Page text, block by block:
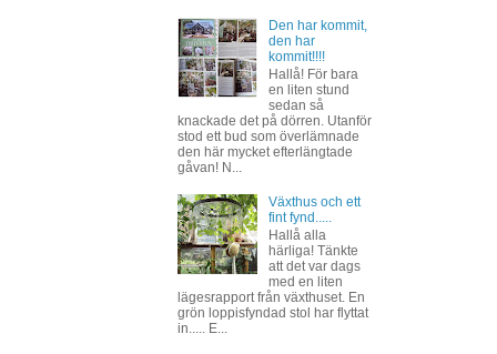
Den har kommit,
den har
kommit!!!!
Hallå! För bara
en liten stund
sedan så
knackade det på dörren. Utanför
stod ett bud som överlämnade
den här mycket efterlängtade
gåvan! N...
Växthus och ett
fint fynd.....
Hallå alla
härliga! Tänkte
att det var dags
med en liten
lägesrapport från växthuset. En
grön loppisfyndad stol har flyttat
in..... E...